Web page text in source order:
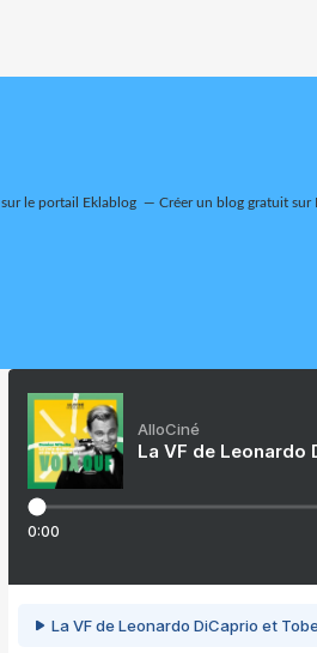
sur le portail Eklablog Créer un blog gratuit sur
AlloCiné
La VF de Leonardo
0:00
La VF de Leonardo DiCaprio et